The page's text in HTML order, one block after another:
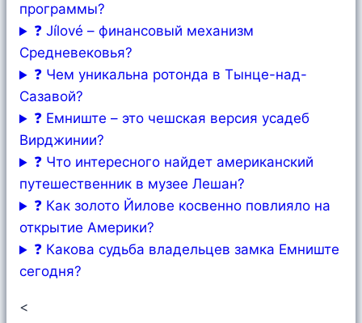
программы?
❓ Jílové – финансовый механизм
Средневековья?
❓ Чем уникальна ротонда в Тынце-над-
Сазавой?
❓ Емниште – это чешская версия усадеб
Вирджинии?
❓ Что интересного найдет американский
путешественник в музее Лешан?
❓ Как золото Йилове косвенно повлияло на
открытие Америки?
❓ Какова судьба владельцев замка Емниште
сегодня?
<